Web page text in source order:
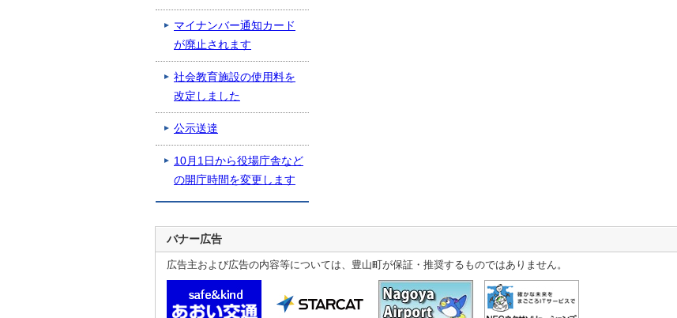
マイナンバー通知カード
が廃止されます
社会教育施設の使用料を
改定しました
公示送達
10月1日から役場庁舎など
の開庁時間を変更します
バナー広告
広告主および広告の内容等については、豊山町が保証・推奨するものではありません。